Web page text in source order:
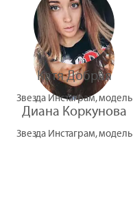
Диана Коркунова
Звезда Инстаграм, модель
Катя Добрая
Звезда Инстаграм, модель